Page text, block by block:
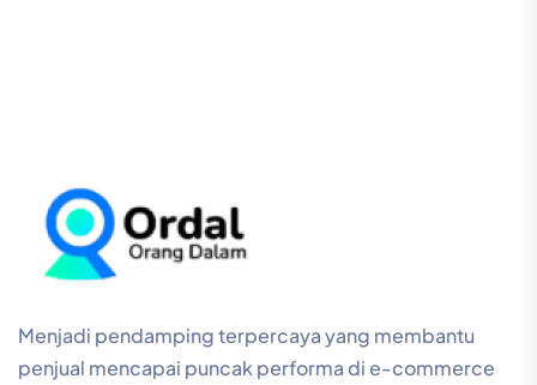
Menjadi pendamping terpercaya yang membantu
penjual mencapai puncak performa di e-commerce